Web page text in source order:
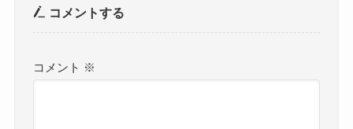
コメントする
コメント ※